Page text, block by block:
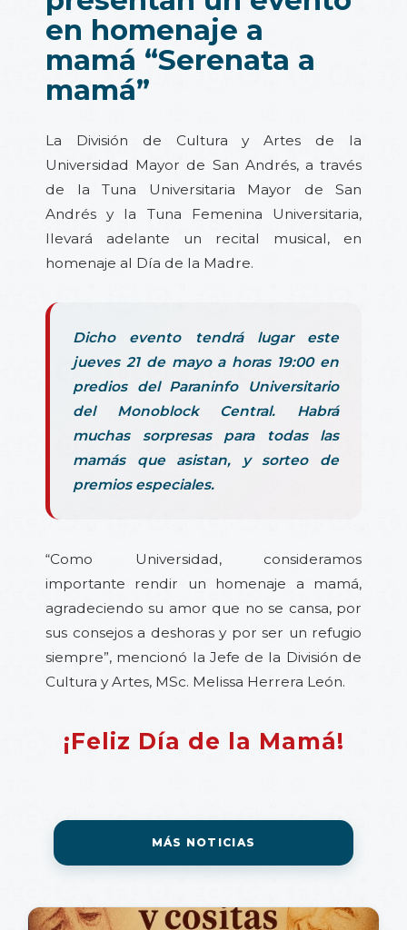
en homenaje a
mamá “Serenata a
mamá”
La División de Cultura y Artes de la
Universidad Mayor de San Andrés, a través
de la Tuna Universitaria Mayor de San
Andrés y la Tuna Femenina Universitaria,
llevará adelante un recital musical, en
homenaje al Día de la Madre.
Dicho evento tendrá lugar este
jueves 21 de mayo a horas 19:00 en
predios del Paraninfo Universitario
del Monoblock Central. Habrá
muchas sorpresas para todas las
mamás que asistan, y sorteo de
premios especiales.
“Como Universidad, consideramos
importante rendir un homenaje a mamá,
agradeciendo su amor que no se cansa, por
sus consejos a deshoras y por ser un refugio
siempre”, mencionó la Jefe de la División de
Cultura y Artes, MSc. Melissa Herrera León.
¡Feliz Día de la Mamá!
MÁS NOTICIAS